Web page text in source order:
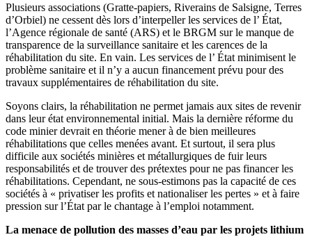
Plusieurs associations (Gratte-papiers, Riverains de Salsigne, Terres
d’Orbiel) ne cessent dès lors d’interpeller les services de l’ État,
l’Agence régionale de santé (ARS) et le BRGM sur le manque de
transparence de la surveillance sanitaire et les carences de la
réhabilitation du site. En vain. Les services de l’ État minimisent le
problème sanitaire et il n’y a aucun financement prévu pour des
travaux supplémentaires de réhabilitation du site.
Soyons clairs, la réhabilitation ne permet jamais aux sites de revenir
dans leur état environnemental initial. Mais la dernière réforme du
code minier devrait en théorie mener à de bien meilleures
réhabilitations que celles menées avant. Et surtout, il sera plus
difficile aux sociétés minières et métallurgiques de fuir leurs
responsabilités et de trouver des prétextes pour ne pas financer les
réhabilitations. Cependant, ne sous-estimons pas la capacité de ces
sociétés à « privatiser les profits et nationaliser les pertes » et à faire
pression sur l’État par le chantage à l’emploi notamment.
La menace de pollution des masses d’eau par les projets lithium